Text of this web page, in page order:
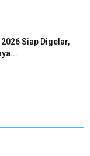
Siap Digelar,